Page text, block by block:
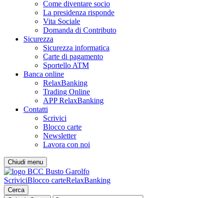
Come diventare socio
La presidenza risponde
Vita Sociale
Domanda di Contributo
Sicurezza
Sicurezza informatica
Carte di pagamento
Sportello ATM
Banca online
RelaxBanking
Trading Online
APP RelaxBanking
Contatti
Scrivici
Blocco carte
Newsletter
Lavora con noi
Chiudi menu
ScriviciBlocco carteRelaxBanking
Cerca